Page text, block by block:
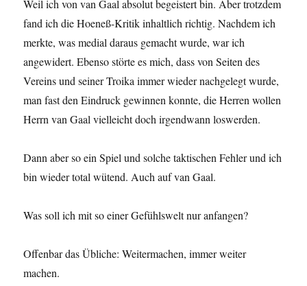
Weil ich von van Gaal absolut begeistert bin. Aber trotzdem
fand ich die Hoeneß-Kritik inhaltlich richtig. Nachdem ich
merkte, was medial daraus gemacht wurde, war ich
angewidert. Ebenso störte es mich, dass von Seiten des
Vereins und seiner Troika immer wieder nachgelegt wurde,
man fast den Eindruck gewinnen konnte, die Herren wollen
Herrn van Gaal vielleicht doch irgendwann loswerden.
Dann aber so ein Spiel und solche taktischen Fehler und ich
bin wieder total wütend. Auch auf van Gaal.
Was soll ich mit so einer Gefühlswelt nur anfangen?
Offenbar das Übliche: Weitermachen, immer weiter
machen.